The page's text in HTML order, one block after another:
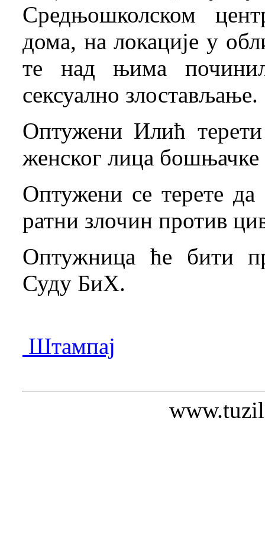
Средњошколском
дома, на локације у
те над њима
сексуално злостављање.
Оптужени Илић
женског лица
Оптужени се терете
ратни злочин против
Оптужница ће бити
Суду БиХ.
Штампај